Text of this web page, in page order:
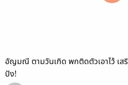
อัญมณี ตามวันเกิด พกติดตัวเอาไว้ เส
ปัง!